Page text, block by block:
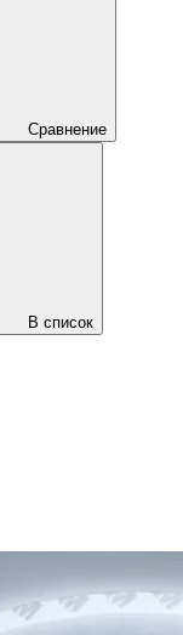
Сравнение
В список